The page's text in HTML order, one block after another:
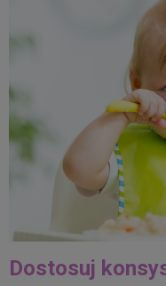
Dostosuj